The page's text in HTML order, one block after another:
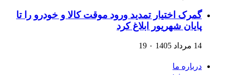
گمرک اختیار تمدید ورود موقت کالا و خودرو را تا
پایان شهریور ابلاغ کرد
14 مرداد 1405 ۰ 19
درباره ما